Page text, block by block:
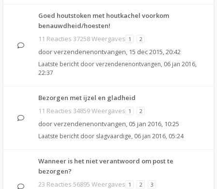
Goed houtstoken met houtkachel voorkom
benauwdheid/hoesten!
11 Reacties 37258 Weergaves 1 2
doorverzendenenontvangen, 15 dec 2015, 20:42
Laatste bericht doorverzendenenontvangen, 06 jan 2016,
22:37
Bezorgen met ijzel en gladheid
11 Reacties 34859 Weergaves 1 2
doorverzendenenontvangen, 05 jan 2016, 10:25
Laatste bericht door slagvaardige, 06 jan 2016, 05:24
Wanneer is het niet verantwoord om post te
bezorgen?
23 Reacties 56895 Weergaves 1 2 3